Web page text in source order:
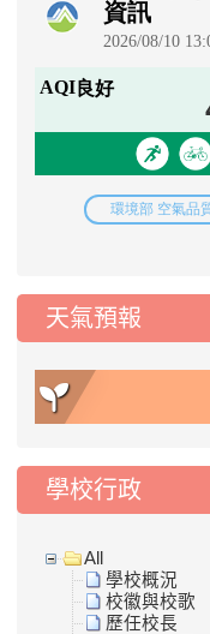
天氣預報
學校行政
All
學校概況
校徽與校歌
歷任校長